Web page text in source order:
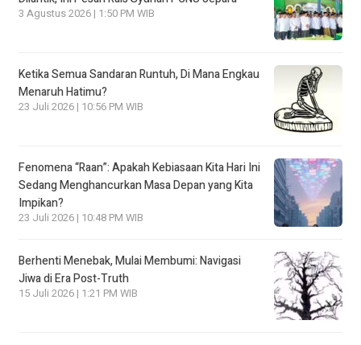
3 Agustus 2026 | 1:50 PM WIB
Ketika Semua Sandaran Runtuh, Di Mana Engkau
Menaruh Hatimu?
23 Juli 2026 | 10:56 PM WIB
Fenomena “Raan”: Apakah Kebiasaan Kita Hari Ini
Sedang Menghancurkan Masa Depan yang Kita
Impikan?
23 Juli 2026 | 10:48 PM WIB
Berhenti Menebak, Mulai Membumi: Navigasi
Jiwa di Era Post-Truth
15 Juli 2026 | 1:21 PM WIB